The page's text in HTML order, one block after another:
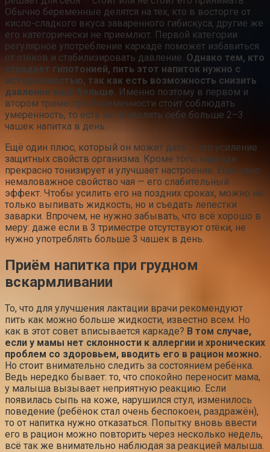
Обычно беременные делятся на тех, кто в восторге от
кисло-сладкого вкуса заваренного гибискуса, другие же
его категорически не приемлют. Первой категории
регулярное употребление каркаде поможет избавиться
от отёков и стабилизировать давление. Однако тем, кто
страдает гипотонией, пить этот напиток нужно с
осторожностью, так как есть возможность снизить
давление ещё больше. Именно поэтому в первом и
втором триместре беременности стоит соблюдать
умеренность, то есть не позволять себе больше 2–3
чашек напитка в день.
Ещё один плюс, который он может дать — это усиление
защитных свойств организма. Кроме того, каркаде
прекрасно тонизирует и улучшает настроение. Ещё одно
немаловажное свойство чая — его слабительный
эффект. Чтобы усилить его на поздних сроках, можно не
только выпивать жидкость, но и съедать лепестки
заварки. Впрочем, не нужно забывать, что всё хорошо в
меру: даже если в 3 триместре отсутствуют отёки, не
нужно употреблять больше 3 чашек в день.
Приём напитка при грудном
вскармливании
То, что для улучшения лактации врачи рекомендуют
пить как можно больше жидкости, известно всем. Но
как в этот совет вписывается каркаде? В том случае,
если у мамы нет склонности к аллергии и хронических
проблем со здоровьем, вводить его в рацион можно.
Но стоит внимательно следить за состоянием ребёнка.
Ведь нередко бывает: то, что спокойно переносит мама,
у малыша вызывает неприятную реакцию. Если
появилась сыпь на коже, нарушился стул, изменилось
поведение (ребёнок стал очень беспокоен, раздражён),
то от напитка нужно отказаться. Попытку вновь ввести
его в рацион можно повторить через несколько недель,
всё так же внимательно наблюдая за реакцией малыша.